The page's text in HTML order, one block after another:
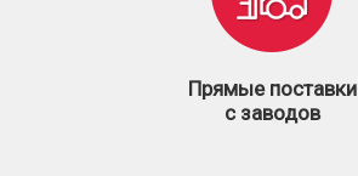
Прямые поставки
с заводов